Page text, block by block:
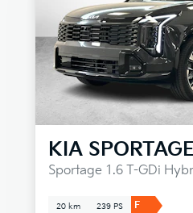
KIA SPORTAGE
Sportage 1.6 T-GDi
20 km 239 PS F